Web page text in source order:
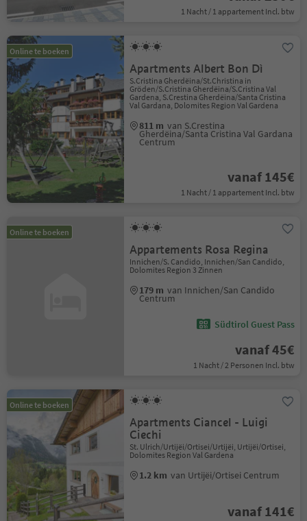
1 Nacht / 1 appartement Incl. btw
Online te boeken
Apartments Albert Bon Dì
S.Cristina Gherdëina/St.Christina in
Gröden/S.Cristina Gherdëina/S.Cristina Val
Gardena, S.Crestina Gherdëina/Santa Cristina
Val Gardana, Dolomites Region Val Gardena
811 m van S.Crestina
Gherdëina/Santa Cristina Val Gardana
Centrum
vanaf 145€
1 Nacht / 1 appartement Incl. btw
Online te boeken
Appartements Rosa Regina
Innichen/S. Candido, Innichen/San Candido,
Dolomites Region 3 Zinnen
179 m van Innichen/San Candido
Centrum
Südtirol Guest Pass
vanaf 45€
1 Nacht / 2 Personen Incl. btw
Online te boeken
Apartments Ciancel - Luigi
Ciechi
St. Ulrich/Urtijëi/Ortisei/Urtijëi, Urtijëi/Ortisei,
Dolomites Region Val Gardena
1.2 km van Urtijëi/Ortisei Centrum
vanaf 141€